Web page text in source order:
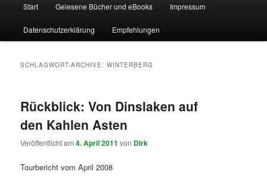
Start Gelesene Bücher und eBooks Impressum
Datenschutzerklärung Empfehlungen
SCHLAGWORT-ARCHIVE:WINTERBERG
Rückblick: Von Dinslaken auf
den Kahlen Asten
Veröffentlicht am4. April 2011 von Dirk
Tourbericht vom April 2008